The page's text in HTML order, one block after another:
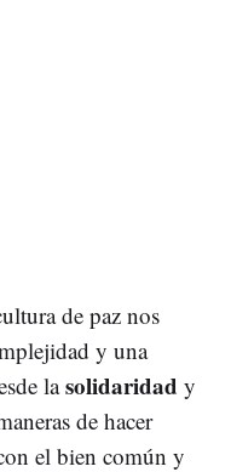
de paz nos
y una
lasolidaridad y
de hacer
el bien común y